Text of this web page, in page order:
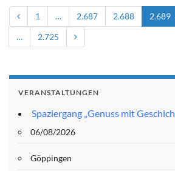
1 … 2.687 2.688 2.689
…
2.725
VERANSTALTUNGEN
Spaziergang „Genuss mit
06/08/2026
Göppingen